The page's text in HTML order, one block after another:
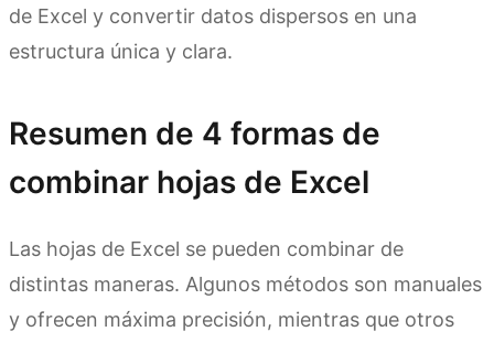
de Excel y convertir datos dispersos en una
estructura única y clara.
Resumen de 4 formas de
combinar hojas de Excel
Las hojas de Excel se pueden combinar de
distintas maneras. Algunos métodos son manuales
y ofrecen máxima precisión, mientras que otros